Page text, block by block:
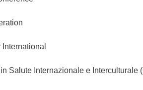
Salute Internazionale e Interculturale